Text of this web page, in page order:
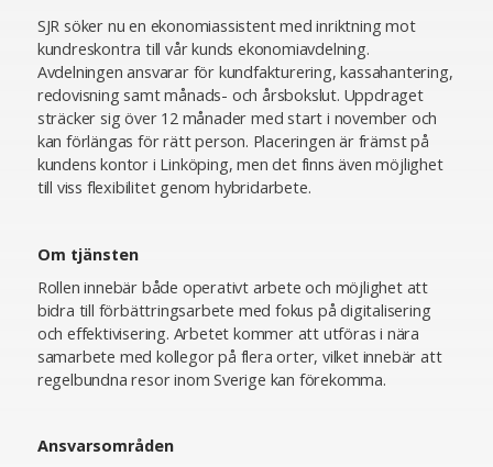
SJR söker nu en ekonomiassistent med inriktning mot
kundreskontra till vår kunds ekonomiavdelning.
Avdelningen ansvarar för kundfakturering, kassahantering,
redovisning samt månads- och årsbokslut. Uppdraget
sträcker sig över 12 månader med start i november och
kan förlängas för rätt person. Placeringen är främst på
kundens kontor i Linköping, men det finns även möjlighet
till viss flexibilitet genom hybridarbete.
Om tjänsten
Rollen innebär både operativt arbete och möjlighet att
bidra till förbättringsarbete med fokus på digitalisering
och effektivisering. Arbetet kommer att utföras i nära
samarbete med kollegor på flera orter, vilket innebär att
regelbundna resor inom Sverige kan förekomma.
Ansvarsområden